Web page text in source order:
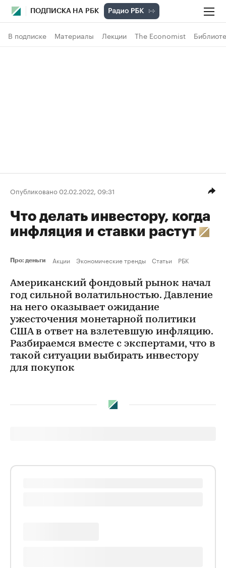
ПОДПИСКА НА РБК
В подписке Материалы Лекции The Economist
Опубликовано 02.02.2022, 09:31
Что делать инвестору, когда
инфляция и ставки растут
Про: деньги Акции Экономические тренды Статьи РБК
Американский фондовый рынок начал
год сильной волатильностью. Давление
на него оказывает ожидание
ужесточения монетарной политики
США в ответ на взлетевшую инфляцию.
Разбираемся вместе с экспертами, что в
такой ситуации выбирать инвестору
для покупок